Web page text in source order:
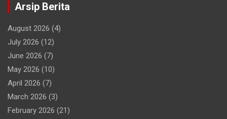
Arsip Berita
August 2026 (4)
July 2026 (12)
June 2026 (7)
May 2026 (10)
April 2026 (7)
March 2026 (3)
February 2026 (21)